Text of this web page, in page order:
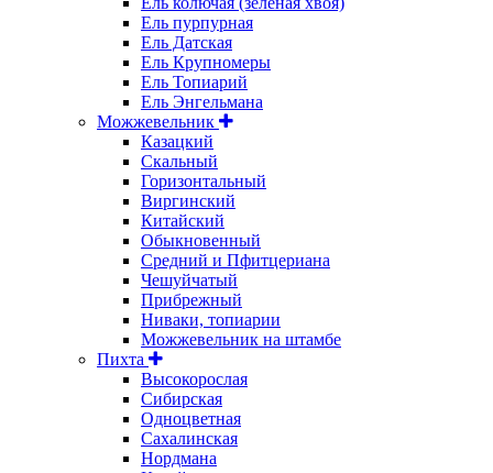
Ель пурпурная
Ель Датская
Ель Крупномеры
Ель Топиарий
Ель Энгельмана
Можжевельник
Казацкий
Скальный
Горизонтальный
Виргинский
Китайский
Обыкновенный
Средний и Пфитцериана
Чешуйчатый
Прибрежный
Ниваки, топиарии
Можжевельник на штамбе
Пихта
Высокорослая
Сибирская
Одноцветная
Сахалинская
Нордмана